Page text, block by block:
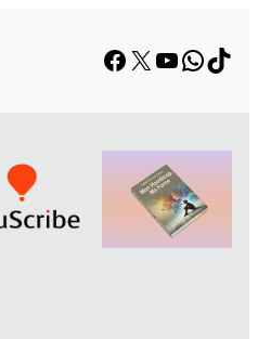
Facebook
X YouTube